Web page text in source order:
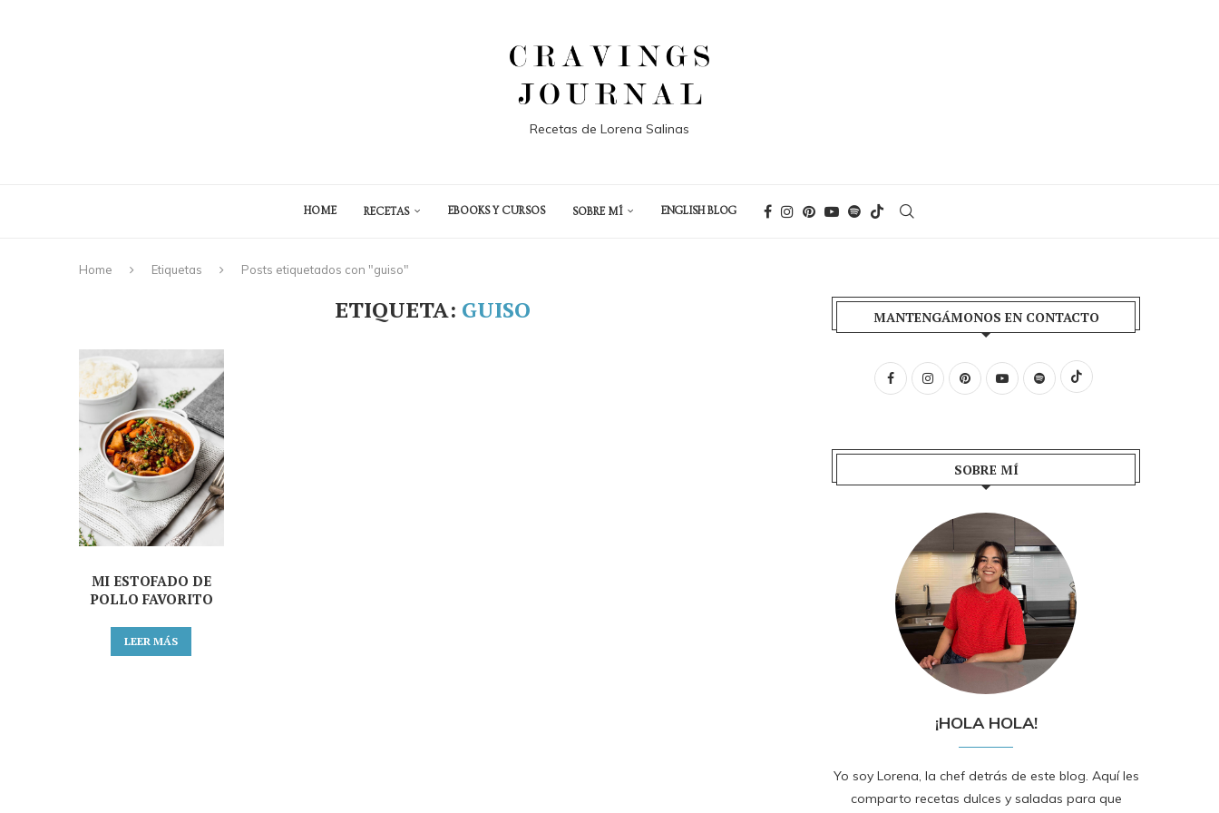
Recetas de Lorena Salinas
HOME RECETAS EBOOKS Y CURSOS SOBRE MÍ ENGLISH BLOG
Home Etiquetas Posts etiquetados con "guiso"
ETIQUETA: GUISO
MI ESTOFADO DE
POLLO FAVORITO
LEER MÁS
MANTENGÁMONOS EN CONTACTO
SOBRE MÍ
¡HOLA HOLA!
Yo soy Lorena, la chef detrás de este blog. Aquí les
comparto recetas dulces y saladas para que